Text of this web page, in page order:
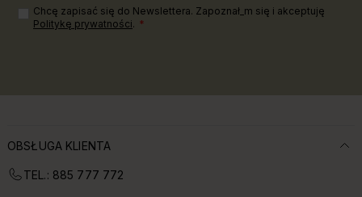
Chcę zapisać się do Newslettera. Zapoznał_m się i akceptuję
Politykę prywatności.
OBSŁUGA KLIENTA
TEL.: 885 777 772